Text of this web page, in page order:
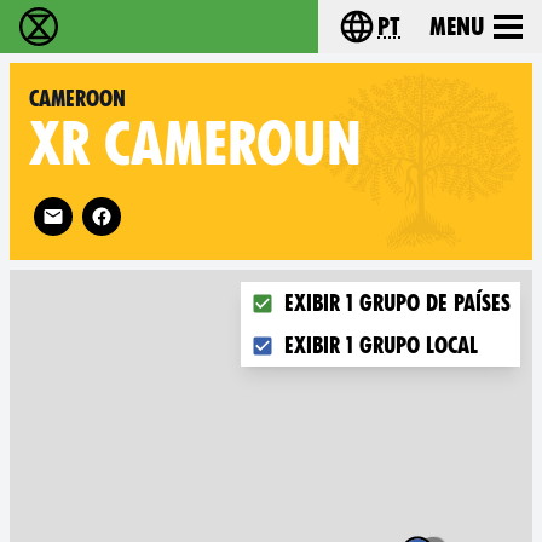
Extinction Rebellion - Home Choose your
pt Menu
Cameroon
XR CAMEROUN
Follow XR Cameroon on
Choose what you want to
Exibir 1 grupo de países
Exibir 1 grupo local